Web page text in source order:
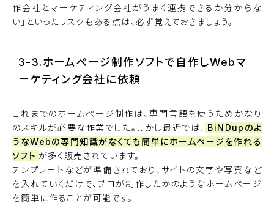
作会社とマーケティング会社がうまく連携できるか分からな
い」といったリスクもある点は、必ず覚えておきましょう。
3-3.ホームページ制作ソフトで自作しWebマ
ーケティング会社に依頼
これまでのホームページ制作は、専門言語を使うためかなり
のスキルが必要な作業でした。しかし最近では、 BiNDupのよ
うなWebの専門知識がなくても簡単にホームページを作れる
ソフト が多く販売されています。
テンプレートなどが準備されており、サイトの文字や写真など
を入れていくだけで、プロが制作したかのようなホームページ
を簡単に作ることが可能です。